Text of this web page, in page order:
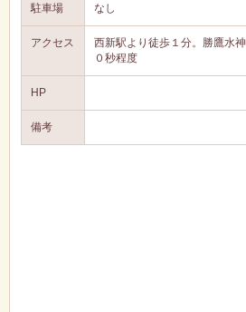
駐車場 なし
アクセス
西新駅より徒歩１分。勝鷹水
０秒程度
HP
備考